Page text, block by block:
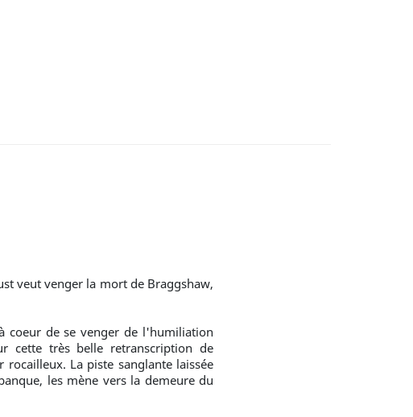
veut venger la mort de Braggshaw,
coeur de se venger de l'humiliation
cette très belle retranscription de
La piste sanglante laissée
les mène vers la demeure du